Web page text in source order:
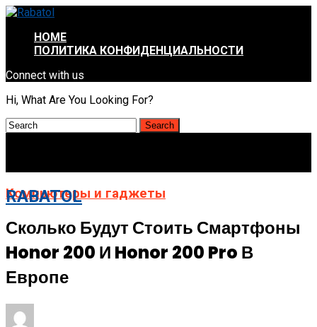
HOME
ПОЛИТИКА КОНФИДЕНЦИАЛЬНОСТИ
Connect with us
Hi, What Are You Looking For?
RABATOL
Компьютеры и гаджеты
Сколько Будут Стоить Смартфоны
Honor 200 И Honor 200 Pro В
Европе